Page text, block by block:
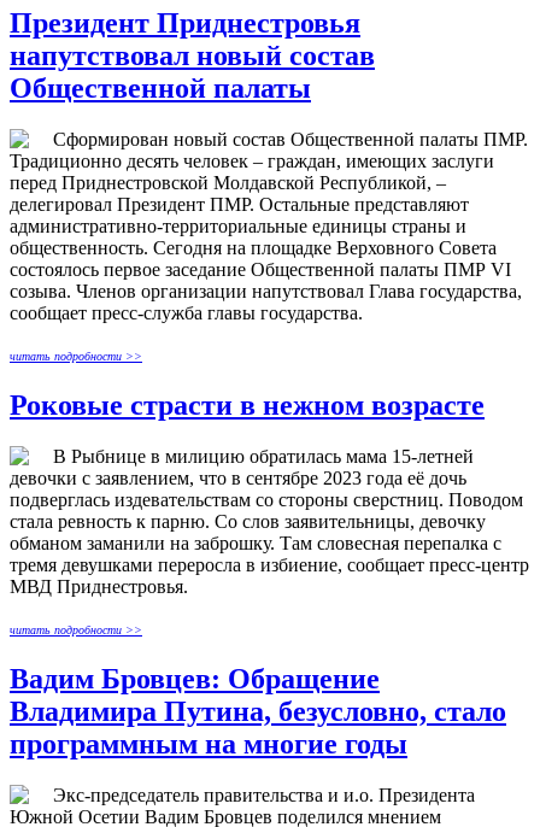
Президент Приднестровья
напутствовал новый состав
Общественной палаты
Сформирован новый состав Общественной палаты ПМР.
Традиционно десять человек – граждан, имеющих заслуги
перед Приднестровской Молдавской Республикой, –
делегировал Президент ПМР. Остальные представляют
административно-территориальные единицы страны и
общественность. Сегодня на площадке Верховного Совета
состоялось первое заседание Общественной палаты ПМР VI
созыва. Членов организации напутствовал Глава государства,
сообщает пресс-служба главы государства.
читать подробности >>
Роковые страсти в нежном возрасте
В Рыбнице в милицию обратилась мама 15-летней
девочки с заявлением, что в сентябре 2023 года её дочь
подверглась издевательствам со стороны сверстниц. Поводом
стала ревность к парню. Со слов заявительницы, девочку
обманом заманили на заброшку. Там словесная перепалка с
тремя девушками переросла в избиение, сообщает пресс-центр
МВД Приднестровья.
читать подробности >>
Вадим Бровцев: Обращение
Владимира Путина, безусловно, стало
программным на многие годы
Экс-председатель правительства и и.о. Президента
Южной Осетии Вадим Бровцев поделился мнением